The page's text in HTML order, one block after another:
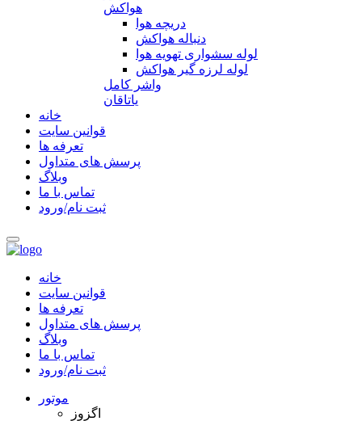
هواکش
دریچه هوا
دنباله هواکش
لوله سشواری تهویه هوا
لوله لرزه گیر هواکش
واشر کامل
یاتاقان
خانه
قوانین سایت
تعرفه ها
پرسش های متداول
وبلاگ
تماس با ما
ثبت نام/ورود
خانه
قوانین سایت
تعرفه ها
پرسش های متداول
وبلاگ
تماس با ما
ثبت نام/ورود
موتور
اگزوز